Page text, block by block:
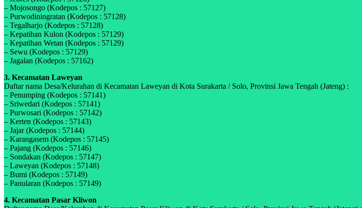
– Mojosongo (Kodepos : 57127)
– Purwodiningratan (Kodepos : 57128)
– Tegalharjo (Kodepos : 57128)
– Kepatihan Kulon (Kodepos : 57129)
– Kepatihan Wetan (Kodepos : 57129)
– Sewu (Kodepos : 57129)
– Jagalan (Kodepos : 57162)
3. Kecamatan Laweyan
Daftar nama Desa/Kelurahan di Kecamatan Laweyan di Kota Surakarta / Solo, Provinsi Jawa Tengah (Jateng) :
– Penumping (Kodepos : 57141)
– Sriwedari (Kodepos : 57141)
– Purwosari (Kodepos : 57142)
– Kerten (Kodepos : 57143)
– Jajar (Kodepos : 57144)
– Karangasem (Kodepos : 57145)
– Pajang (Kodepos : 57146)
– Sondakan (Kodepos : 57147)
– Laweyan (Kodepos : 57148)
– Bumi (Kodepos : 57149)
– Panularan (Kodepos : 57149)
4. Kecamatan Pasar Kliwon